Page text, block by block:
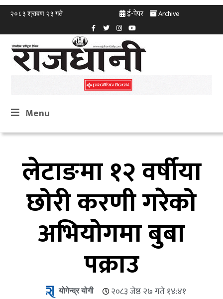
२०८३ श्रावण २३ गते ई-पेपर Archive
Menu
लेटाङमा १२ वर्षीया
छोरी करणी गरेको
अभियोगमा बुबा
पक्राउ
योगेन्द्र योगी २०८३ जेष्ठ २७ गते १४:४१